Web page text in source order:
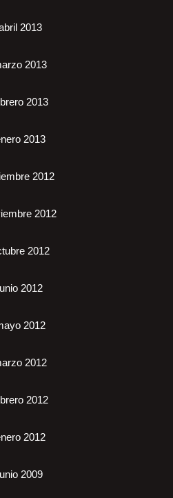
2013
2013
2013
2013
2012
2012
2012
2012
2012
2012
2012
2012
2009